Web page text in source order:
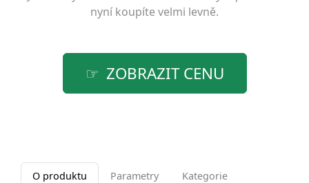
nyní koupíte velmi levně.
ZOBRAZIT CENU
O produktu Parametry Kategorie